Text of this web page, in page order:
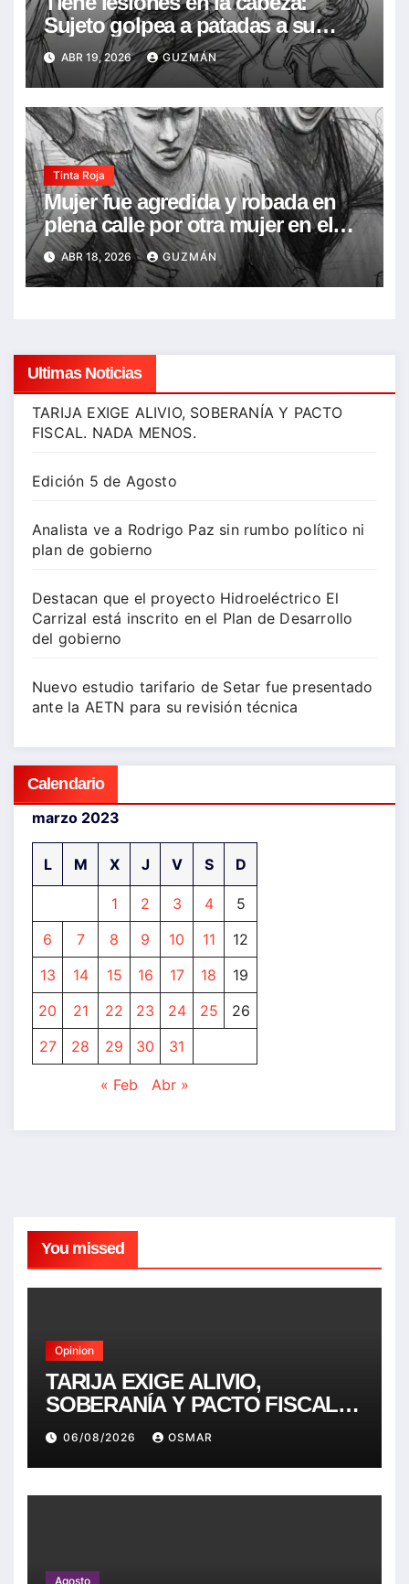
Sujeto golpea a patadas a su
concubina en frente de su hija de
7 años, la acusó de infidelidad
ABR 19, 2026 GUZMÁN
Tinta Roja
Mujer fue agredida y robada en
plena calle por otra mujer en el
Barrio Narciso Campero
ABR 18, 2026 GUZMÁN
Ultimas Noticias
TARIJA EXIGE ALIVIO, SOBERANÍA Y PACTO
FISCAL. NADA MENOS.
Edición 5 de Agosto
Analista ve a Rodrigo Paz sin rumbo político ni
plan de gobierno
Destacan que el proyecto Hidroeléctrico El
Carrizal está inscrito en el Plan de Desarrollo
del gobierno
Nuevo estudio tarifario de Setar fue presentado
ante la AETN para su revisión técnica
Calendario
marzo 2023
L M X J V S D
1 2 3 4
5
6
7 8 9 10 11
12
13
14 15 16 17 18
19
20
21 22 23 24 25
26
27
28 29 30 31
« Feb Abr »
You missed
Opinion
TARIJA EXIGE ALIVIO,
SOBERANÍA Y PACTO FISCAL.
NADA MENOS.
06/08/2026 OSMAR
Agosto